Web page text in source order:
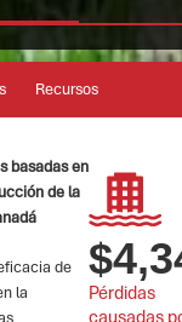
Recursos
basadas en
de la
de
la
Pérdidas
causadas
$